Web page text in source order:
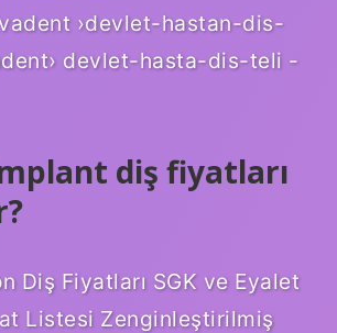
›devlet-hastan-dis-
devlet-hasta-dis-teli -
diş fiyatları
Diş Fiyatları SGK ve Eyalet
Listesi Zenginleştirilmiş